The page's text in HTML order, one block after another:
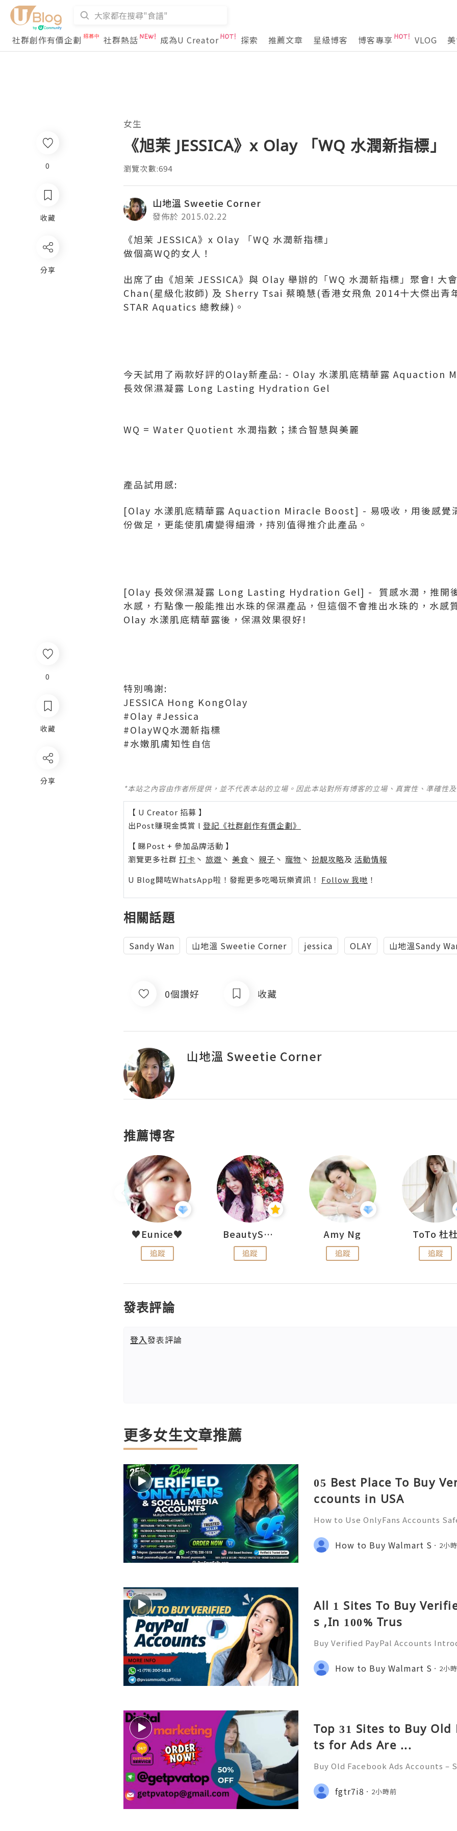
社群創作有價企劃 社群熱話 成為U Creator 探索 推薦文章 星級博客 博客專享 VLOG
0
收藏
分享
女生
《旭茉 JESSICA》x Olay 「WQ 水潤新指標」
瀏覽次數:694
山地溫 Sweetie Corner
發佈於 2015.02.22
《旭茉 JESSICA》x Olay 「WQ 水潤新指標」
做個高WQ的女人！
出席了由《旭茉 JESSICA》與 Olay 舉辦的「WQ 水潤新指標」聚會! 大
Chan(星級化妝師) 及 Sherry Tsai 蔡曉慧(香港女飛魚 2014十大傑出青
STAR Aquatics 總教練)。
今天試用了兩款好評的Olay新產品: - Olay 水漾肌底精華露
長效保濕凝露 Long Lasting Hydration Gel
WQ = Water Quotient 水潤指數；揉合智慧與美麗
產品試用感:
[Olay 水漾肌底精華露 Aquaction Miracle Boost] - 易吸收，用後感覺
份做足，更能使肌膚變得細滑，持別值得推介此產品。
[Olay 長效保濕凝露 Long Lasting Hydration Gel] - 質感水潤，推開
水感，冇點像一般能推出水珠的保濕產品，但這個不會推出水珠的，水感
Olay 水漾肌底精華露後，保濕效果很好!
特別鳴謝:
JESSICA Hong KongOlay
‪#‎Olay‬ ‪#‎Jessica‬
‪#‎OlayWQ水潤新指標
‬‪#‎水嫩肌膚知性自信‬
*本站之內容由作者所提供，並不代表本站的立場。因此本站對所有博客的立場、真實性、準確性
【 U Creator 招募 】
出Post賺現金獎賞 l 登記《社群創作有價企劃》
【 睇Post + 參加品牌活動 】
瀏覽更多社群 打卡 丶 旅遊 丶 美食 丶 親子 丶 寵物 丶 扮靚攻略及 活動情報
U Blog開咗WhatsApp啦！發掘更多吃喝玩樂資訊！ Follow 我哋 ！
相關話題
Sandy Wan 山地溫 Sweetie Corner jessica OLAY 山地溫Sandy
0個讚好 收藏
山地溫 Sweetie Corner
推薦博客
♥Eunice♥
追蹤
BeautySearch
追蹤
Amy Ng
追蹤
ToTo 杜
追蹤
發表評論
登入發表評論
更多女生文章推薦
05 Best Place To Buy
ccounts in USA
How to Use OnlyFans Accounts
e access content, manage
online communities. OnlyF
How to Buy Walmart S 2小
All 1 Sites To Buy
s ,In 100% Trus
Buy Verified PayPal Accounts
e transactions, PayPal stands out
orm has transfor
How to Buy Walmart S 2小
Top 31 Sites to Buy Old
ts​ for Ads Are ...
Buy Old Facebook Ads Accounts –
✨ INSTANT REPLY GUARANTEED
getpvatop ⚡️📢👤🔔 Telegram
fgtr7i8 2小時前
0
收藏
分享